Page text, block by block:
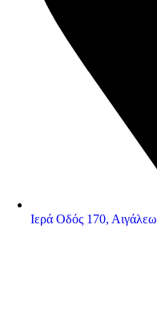
Ιερά Οδός 170, Αιγάλεω